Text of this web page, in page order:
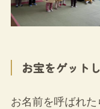
お宝をゲット
お名前を呼ばれた